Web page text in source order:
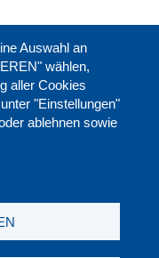
Auswahl an
wählen,
aller Cookies
"Einstellungen"
ablehnen sowie